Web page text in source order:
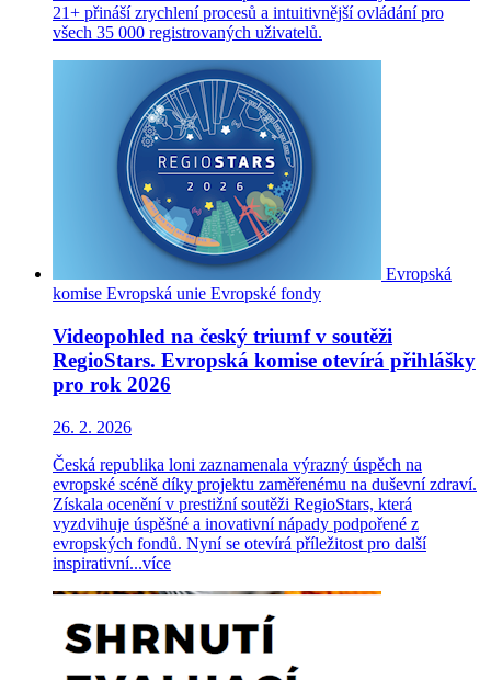
21+ přináší zrychlení procesů a intuitivnější ovládání pro
všech 35 000 registrovaných uživatelů.
Evropská
komise Evropská unie Evropské fondy
Videopohled na český triumf v soutěži
RegioStars. Evropská komise otevírá přihlášky
pro rok 2026
26. 2. 2026
Česká republika loni zaznamenala výrazný úspěch na
evropské scéně díky projektu zaměřenému na duševní zdraví.
Získala ocenění v prestižní soutěži RegioStars, která
vyzdvihuje úspěšné a inovativní nápady podpořené z
evropských fondů. Nyní se otevírá příležitost pro další
inspirativní...více